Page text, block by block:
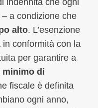
indennità che ogni
a condizione che
alto. L’esenzione
conformità con la
per garantire a
minimo di
fiscale è definita
ogni anno,